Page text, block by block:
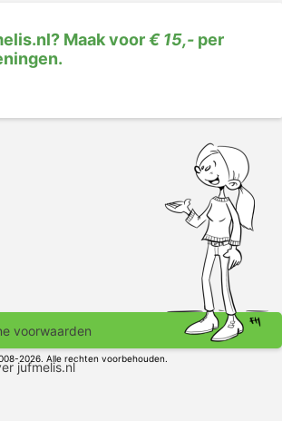
Maak voor€ 15,- per
voorwaarden
jufmelis.nl
2026. Alle rechten voorbehouden.